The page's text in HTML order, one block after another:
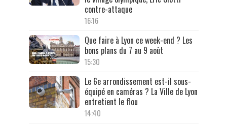
contre-attaque
16:16
Que faire à Lyon ce week-end ? Les
bons plans du 7 au 9 août
15:30
Le 6e arrondissement est-il sous-
équipé en caméras ? La Ville de Lyon
entretient le flou
14:40